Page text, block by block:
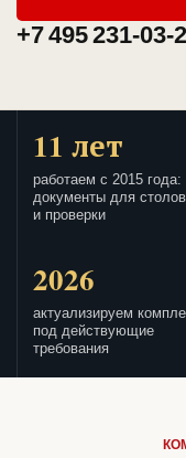
+7 495 231-03-
11 лет
работаем с 2015 года:
документы для
и проверки
2026
актуализируем
под действующие
требования